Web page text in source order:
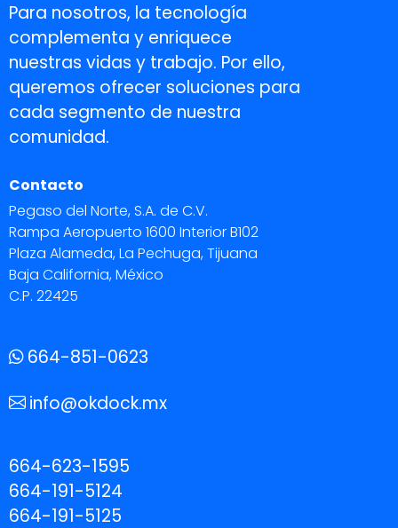
Para nosotros, la tecnología
complementa y enriquece
nuestras vidas y trabajo. Por ello,
queremos ofrecer soluciones para
cada segmento de nuestra
comunidad.
Contacto
Pegaso del Norte, S.A. de C.V.
Rampa Aeropuerto 1600 Interior B102
Plaza Alameda, La Pechuga, Tijuana
Baja California, México
C.P. 22425
664-851-0623
info@okdock.mx
664-623-1595
664-191-5124
664-191-5125